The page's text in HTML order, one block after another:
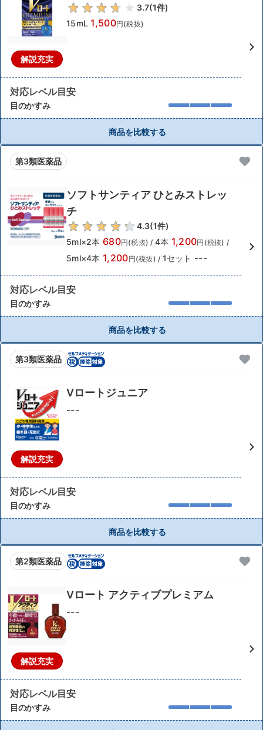
解説充実
3.7(1件)
15mL 1,500円(税抜)
対応レベル目安
目のかすみ
商品を比較する
第3類医薬品
ソフトサンティア ひとみストレッ
チ
4.3(1件)
5ml×2本 680円(税抜) / 4本 1,200円(税抜) /
5ml×4本 1,200円(税抜) / 1セット ---
対応レベル目安
目のかすみ
商品を比較する
第3類医薬品
解説充実
Vロートジュニア
---
対応レベル目安
目のかすみ
商品を比較する
第2類医薬品
解説充実
Vロート アクティブプレミアム
---
対応レベル目安
目のかすみ